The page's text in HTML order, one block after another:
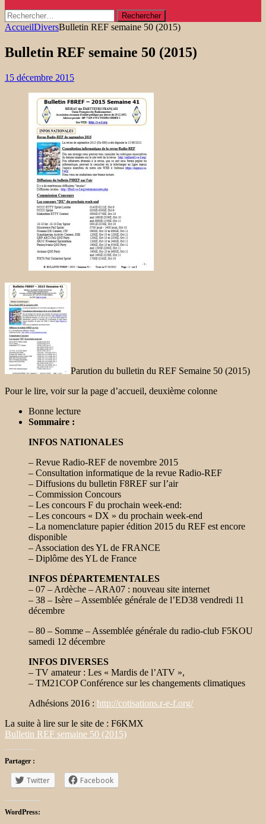
Rechercher :
AccueilDiversBulletin REF semaine 50 (2015)
Bulletin REF semaine 50 (2015)
15 décembre 2015
Parution du bulletin du REF Semaine 50 (2015)
Pour le lire, voir sur la page d’accueil, deuxième colonne
Bonne lecture
Sommaire :
INFOS NATIONALES
– Revue Radio-REF de novembre 2015
– Consultation informatique de la revue Radio-REF
– Diffusions du bulletin F8REF sur l’air
– Commission Concours
– Les concours F du prochain week-end:
– Les concours « DX » du prochain week-end
– La nomenclature papier édition 2015 du REF est encore
disponible
– Association des YL de FRANCE
– Diplôme des YL de France
INFOS DÉPARTEMENTALES
– 07 – Ardèche – ARA07 : nouveau site internet
– 38 – Isère – Assemblée générale de l’ED38 vendredi 11
décembre
– 80 – Somme – Assemblée générale du radio-club F5KOU
samedi 12 décembre
INFOS DIVERSES
– TV amateur : Les « Mardis de l’ATV »,
– TM21COP Conférence sur les changements climatiques
Adhésions 2016 : http://cotisations.r-e-f.org/
La suite à lire sur le site de : F6KMX
Bulletin REF semaine 50 (2015)
Partager :
Twitter Facebook
WordPress: